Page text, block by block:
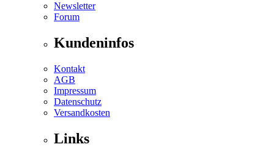
Newsletter
Forum
Kundeninfos
Kontakt
AGB
Impressum
Datenschutz
Versandkosten
Links